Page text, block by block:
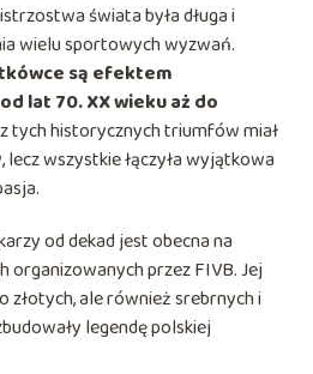
świata była długa i
wielu sportowych wyzwań.
są efektem
lat 70. XX wieku aż do
tych historycznych triumfów miał
wszystkie łączyła wyjątkowa
od dekad jest obecna na
organizowanych przez FIVB. Jej
złotych, ale również srebrnych i
legendę polskiej